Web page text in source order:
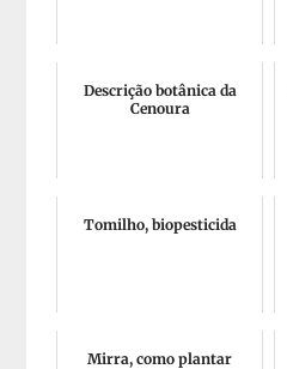
Descrição botânica da
Cenoura
Tomilho, biopesticida
Mirra, como plantar